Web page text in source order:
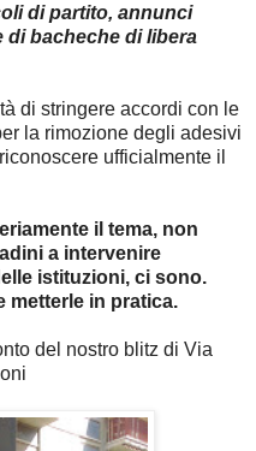
di partito, annunci
di bacheche di libera
di stringere accordi con le
la rimozione degli adesivi
ufficialmente il
il tema, non
a intervenire
istituzioni, ci sono.
metterle in pratica.
del nostro blitz di Via